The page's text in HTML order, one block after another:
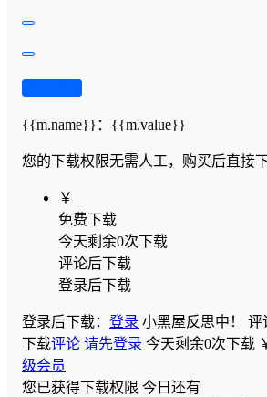
{{m.name}} ： {{m.value}}
您的下载权限无需人工，购买后直接
￥
免费下载
今天剩余0次下载
评论后下载
登录后下载
登录后下载： 登录 小黑屋反思中！ 评
下载评论 请先登录 今天剩余0次下载
级会员
您已获得下载权限 今日还有